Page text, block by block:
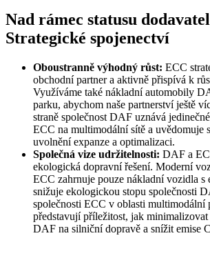
Nad rámec statusu
Strategické spojenectví
Oboustranně výhodný růst: ECC
obchodní partner a aktivně přispívá k
Využíváme také nákladní automobily
parku, abychom naše partnerství ještě
straně společnost DAF uznává
ECC na multimodální sítě a uvědomuje
uvolnění expanze a optimalizaci.
Společná vize udržitelnosti: DAF a
ekologická dopravní řešení. Moderní
ECC zahrnuje pouze nákladní vozidla s
snižuje ekologickou stopu společnosti
společnosti ECC v oblasti multimodální
představují příležitost, jak minimalizovat
DAF na silniční dopravě a snížit emise